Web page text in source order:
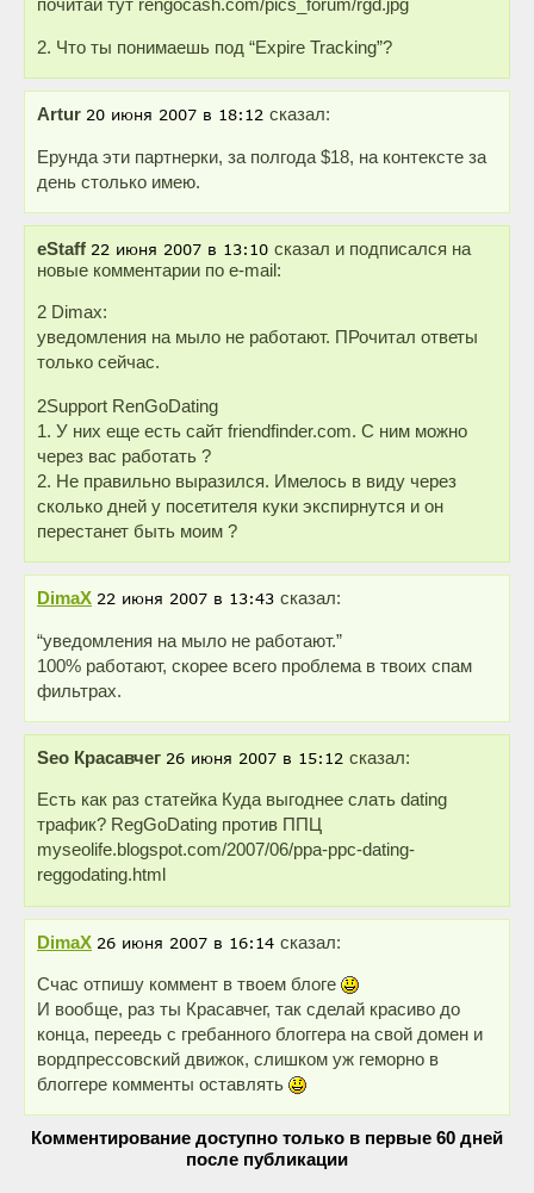
2. Что ты понимаешь под “Expire Tracking”?
Artur сказал:
Ерунда эти партнерки, за полгода $18, на контексте за
день столько имею.
eStaff
сказал и подписался на
новые комментарии по e-mail:
2 Dimax:
уведомления на мыло не работают. ПРочитал ответы
только сейчас.
2Support RenGoDating
1. У них еще есть сайт friendfinder.com. С ним можно
через вас работать ?
2. Не правильно выразился. Имелось в виду через
сколько дней у посетителя куки экспирнутся и он
перестанет быть моим ?
DimaX сказал:
“уведомления на мыло не работают.”
100% работают, скорее всего проблема в твоих спам
фильтрах.
Seo Красавчег сказал:
Есть как раз статейка Куда выгоднее слать dating
трафик? RegGoDating против ППЦ
myseolife.blogspot.com/2007/06/ppa-ppc-dating-
reggodating.html
DimaX сказал:
Счас отпишу коммент в твоем блоге
И вообще, раз ты Красавчег, так сделай красиво до
конца, переедь с гребанного блоггера на свой домен и
вордпрессовский движок, слишком уж геморно в
блоггере комменты оставлять
Комментирование доступно только в первые 60 дней
после публикации